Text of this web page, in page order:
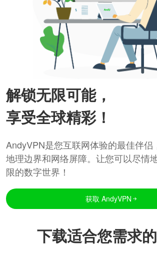
解锁无限可能，
享受全球精彩！
AndyVPN是您互联网体验的最佳伴侣
地理边界和网络屏障。让您可以尽情
限的数字世界！
获取 AndyVPN
下载适合您需求